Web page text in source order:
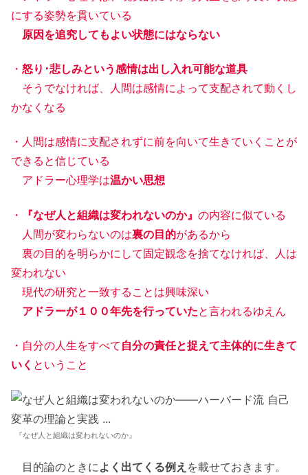
にする姿勢を貫いている
原因を追究してもよい状態にはならない
・ 怒り･悲しみという感情は出し入れ可能な道具
そうでなければ、人間は感情によって支配されて動くし
かなくなる
・人間は感情に支配されずに前を向いて生きていくことが
できると信じている
アドラー心理学は温かい思想
・ 『なぜ人と組織は変われないのか』 の内容に似ている
人間が変わらないのは裏の目的があるから
裏の目的を明らかにして固定観念を捨てなければ、人は
変われない
現代の研究と一致することは興味深い
アドラーが１００年先を行っていたと言われるゆえん
・自分の人生をすべて 自分の責任と捉えて主体的に生きて
いく ということ
『なぜ人と組織は変われないのか』
目的論のときによく出てくる例え を載せておきます。